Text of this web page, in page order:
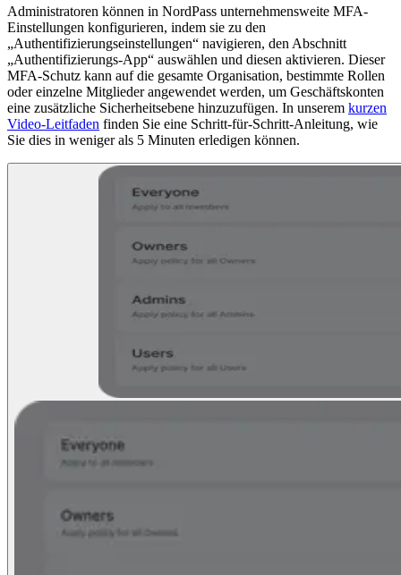
Administratoren können in NordPass unternehmensweite MFA-
Einstellungen konfigurieren, indem sie zu den
„Authentifizierungseinstellungen“ navigieren, den Abschnitt
„Authentifizierungs-App“ auswählen und diesen aktivieren. Dieser
MFA-Schutz kann auf die gesamte Organisation, bestimmte Rollen
oder einzelne Mitglieder angewendet werden, um Geschäftskonten
eine zusätzliche Sicherheitsebene hinzuzufügen. In unserem kurzen
Video-Leitfaden finden Sie eine Schritt-für-Schritt-Anleitung, wie
Sie dies in weniger als 5 Minuten erledigen können.